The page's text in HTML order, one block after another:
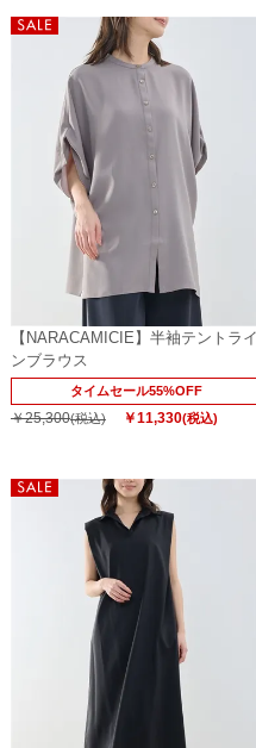
【NARACAMICIE】半袖テントライ
ンブラウス
タイムセール55%OFF
￥25,300(税込) ￥11,330(税込)